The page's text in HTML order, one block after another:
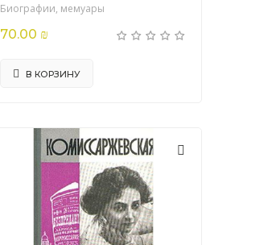
Биографии, мемуары
70.00 ₪
В КОРЗИНУ